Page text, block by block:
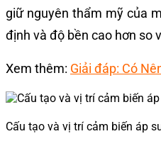
giữ nguyên thẩm mỹ của
định và độ bền cao hơn so
Xem thêm: Giải đáp: Có
Cấu tạo và vị trí cảm biến áp